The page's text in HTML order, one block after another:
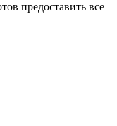
предоставить все